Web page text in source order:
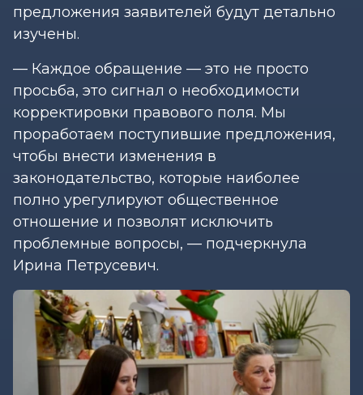
предложения заявителей будут детально
изучены.
— Каждое обращение — это не просто
просьба, это сигнал о необходимости
корректировки правового поля. Мы
проработаем поступившие предложения,
чтобы внести изменения в
законодательство, которые наиболее
полно урегулируют общественное
отношение и позволят исключить
проблемные вопросы, — подчеркнула
Ирина Петрусевич.